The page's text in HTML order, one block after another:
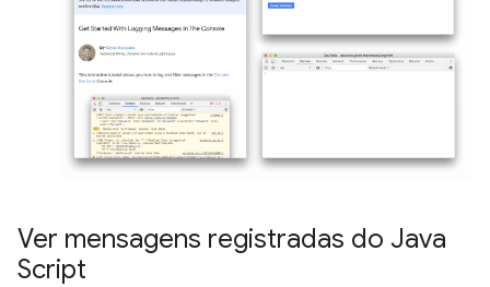
Ver mensagens registradas do Java
Script